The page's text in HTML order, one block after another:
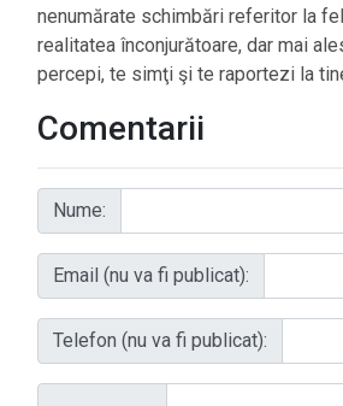
nenumărate schimbări referitor la
realitatea înconjurătoare, dar mai
percepi, te simţi şi te raportezi la
Comentarii
Nume:
Email (nu va fi publicat):
Telefon (nu va fi publicat):